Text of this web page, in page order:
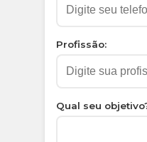
Profissão:
Qual seu